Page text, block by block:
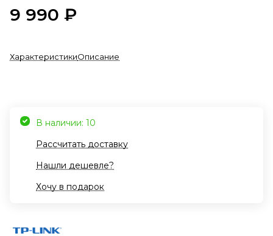
9 990 ₽
ХарактеристикиОписание
В наличии: 10
Рассчитать доставку
Нашли дешевле?
Хочу в подарок